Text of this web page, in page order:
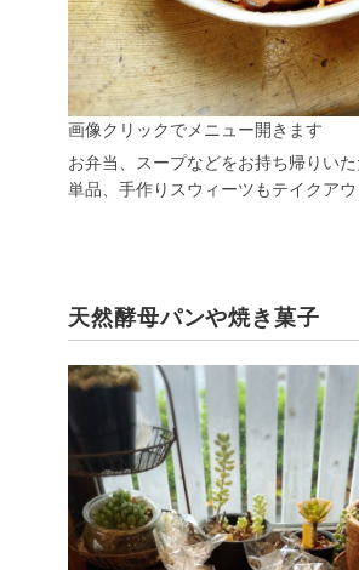
画像クリックでメニュー開きます
お弁当、スープなどをお持ち帰りい
単品、手作りスウィーツもテイクアウ
天然酵母パンや焼き菓子